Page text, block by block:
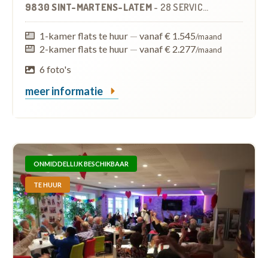
9830 SINT-MARTENS-LATEM - 28 SERVICEFLATS
1-kamer flats te huur — vanaf € 1.545/maand
2-kamer flats te huur — vanaf € 2.277/maand
6 foto's
meer informatie
ONMIDDELLIJK BESCHIKBAAR
TE HUUR